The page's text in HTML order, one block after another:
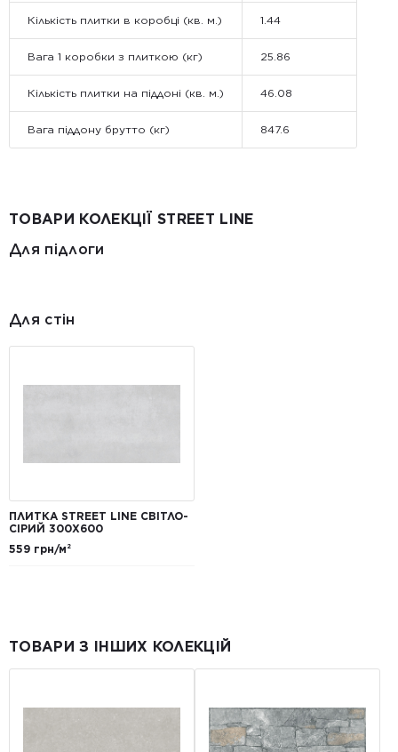
Кількість плитки в коробці (кв. м.) 1.44
Вага 1 коробки з плиткою (кг) 25.86
Кількість плитки на піддоні (кв. м.) 46.08
Вага піддону брутто (кг) 847.6
ТОВАРИ КОЛЕКЦІЇ STREET LINE
Для підлоги
Для стін
ПЛИТКА STREET LINE СВІТЛО-
СІРИЙ 300X600
559 грн/м²
ТОВАРИ З ІНШИХ КОЛЕКЦІЙ